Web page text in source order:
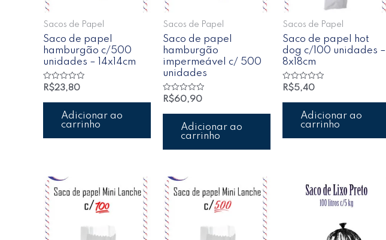
Sacos de Papel
Saco de papel
hamburgão c/500
unidades – 14x14cm
Avaliação
de
R$23,80
Adicionar ao
carrinho
Sacos de Papel
Saco de papel
hamburgão
impermeável c/ 500
unidades
Avaliação
de
R$60,90
Adicionar ao
carrinho
Sacos de Papel
Saco de papel hot
dog c/100 unidades –
8x18cm
Avaliação
de
R$5,40
Adicionar ao
carrinho